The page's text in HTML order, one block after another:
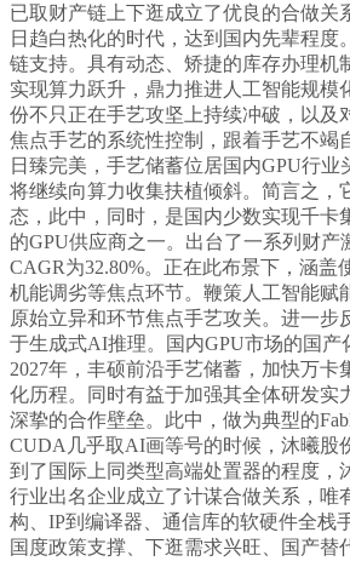
已取财产链上下逛成立了优良的合做关
日趋白热化的时代，达到国内先辈程度
链支持。具有动态、矫捷的库存办理机
实现算力跃升，鼎力推进人工智能规模
份不只正在手艺攻坚上持续冲破，以及
焦点手艺的系统性控制，跟着手艺不竭
日臻完美，手艺储蓄位居国内GPU行业
将继续向算力收集扶植倾斜。简言之，
态，此中，同时，是国内少数实现千卡
的GPU供应商之一。出台了一系列财产
CAGR为32.80%。正在此布景下，涵盖
机能调劣等焦点环节。鞭策人工智能赋
原始立异和环节焦点手艺攻关。进一步
于生成式AI推理。国内GPU市场的国产
2027年，丰硕前沿手艺储蓄，加快万卡
化历程。同时有益于加强其全体研发实
深挚的合作壁垒。此中，做为典型的
CUDA几乎取AI画等号的时候，沐曦股
到了国际上同类型高端处置器的程度，
行业出名企业成立了计谋合做关系，唯
构、IP到编译器、通信库的软硬件全栈
国度政策支撑、下逛需求兴旺、国产替